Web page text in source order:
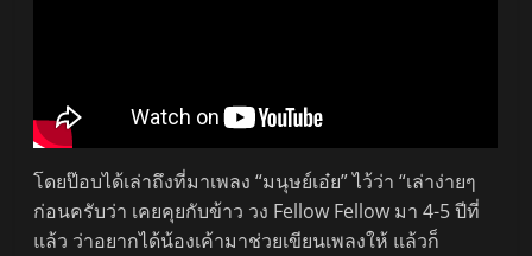
โดยป๊อบได้เล่าถึงที่มาเพลง “มนุษย์เอ๋ย” ไว้ว่า “เล่าง่ายๆ
ก่อนครับว่า เคยคุยกับข้าว วง Fellow Fellow มา 4-5 ปีที่
แล้ว ว่าอยากได้น้องเค้ามาช่วยเขียนเพลงให้ แล้วก็